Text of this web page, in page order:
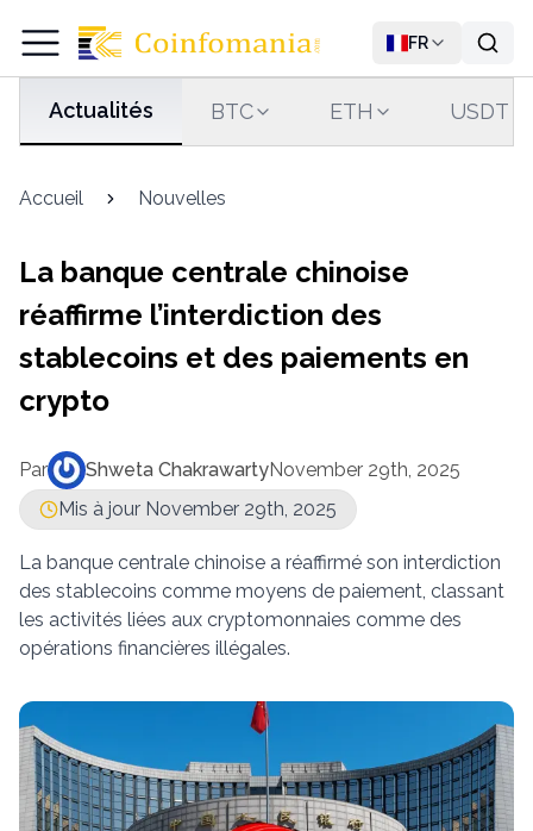
FR
Actualités BTC ETH USDT
Accueil Nouvelles
La banque centrale chinoise
réaffirme l’interdiction des
stablecoins et des paiements en
crypto
Par Shweta ChakrawartyNovember 29th, 2025
Mis à jour November 29th, 2025
La banque centrale chinoise a réaffirmé son interdiction
des stablecoins comme moyens de paiement, classant
les activités liées aux cryptomonnaies comme des
opérations financières illégales.